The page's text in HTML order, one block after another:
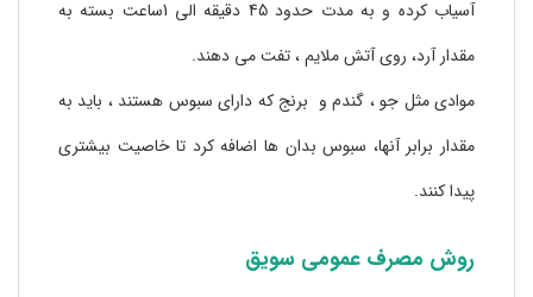
آسیاب کرده و به مدت حدود 45 دقیقه الی 1ساعت بسته به
مقدار آرد، روی آتش ملایم ، تفت می دهند.
موادی مثل جو ، گندم و برنج که دارای سبوس هستند ، باید به
مقدار برابر آنها، سبوس بدان ها اضافه کرد تا خاصیت بیشتری
پیدا کنند.
روش مصرف عمومی سویق